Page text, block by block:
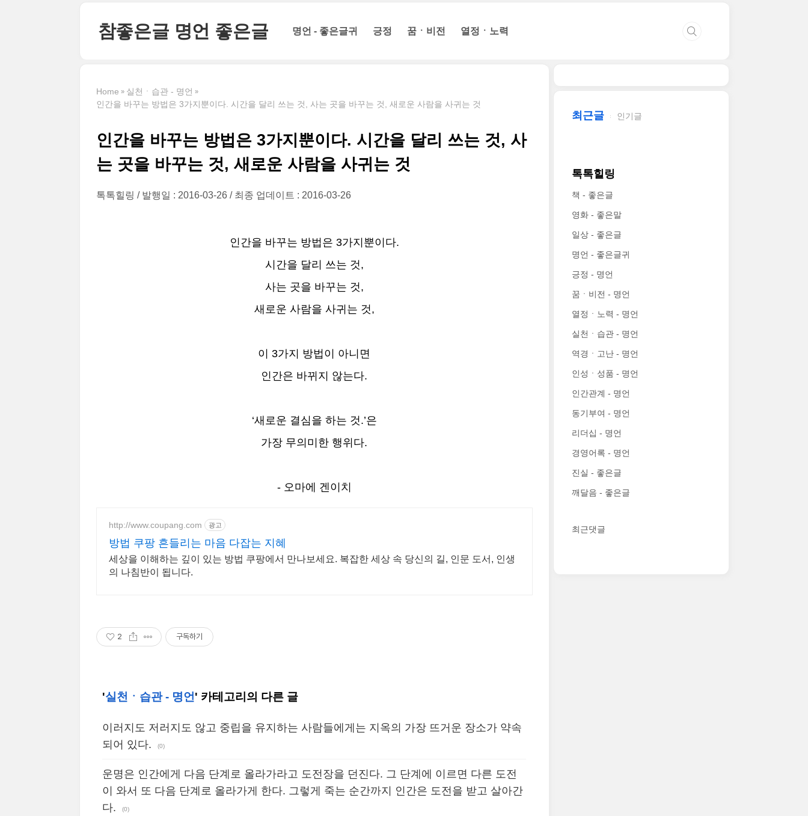
참좋은글 명언 좋은글 명언 - 좋은글귀 긍정 꿈ㆍ비전 열정ㆍ노력
Home
실천ㆍ습관 - 명언
인간을 바꾸는 방법은 3가지뿐이다. 시간을 달리 쓰는 것, 사는 곳을 바꾸는 것, 새로운 사람을 사귀는 것
인간을 바꾸는 방법은 3가지뿐이다. 시간을 달리 쓰는 것, 사
는 곳을 바꾸는 것, 새로운 사람을 사귀는 것
톡톡힐링 발행일 : 2016-03-26 최종 업데이트 : 2016-03-26
인간을 바꾸는 방법은 3가지뿐이다.
시간을 달리 쓰는 것,
사는 곳을 바꾸는 것,
새로운 사람을 사귀는 것,
이 3가지 방법이 아니면
인간은 바뀌지 않는다.
‘새로운 결심을 하는 것.’은
가장 무의미한 행위다.
- 오마에 겐이치
http://www.coupang.com 광고
방법 쿠팡 흔들리는 마음 다잡는 지혜
세상을 이해하는 깊이 있는 방법 쿠팡에서 만나보세요. 복잡한 세상 속 당신의 길, 인문 도서, 인생
의 나침반이 됩니다.
2 구독하기
'실천ㆍ습관 - 명언' 카테고리의 다른 글
이러지도 저러지도 않고 중립을 유지하는 사람들에게는 지옥의 가장 뜨거운 장소가 약속
되어 있다.
(0)
운명은 인간에게 다음 단계로 올라가라고 도전장을 던진다. 그 단계에 이르면 다른 도전
이 와서 또 다음 단계로 올라가게 한다. 그렇게 죽는 순간까지 인간은 도전을 받고 살아간
다.
(0)
최근글 인기글
톡톡힐링
책 - 좋은글
영화 - 좋은말
일상 - 좋은글
명언 - 좋은글귀
긍정 - 명언
꿈ㆍ비전 - 명언
열정ㆍ노력 - 명언
실천ㆍ습관 - 명언
역경ㆍ고난 - 명언
인성ㆍ성품 - 명언
인간관계 - 명언
동기부여 - 명언
리더십 - 명언
경영어록 - 명언
진실 - 좋은글
깨달음 - 좋은글
최근댓글